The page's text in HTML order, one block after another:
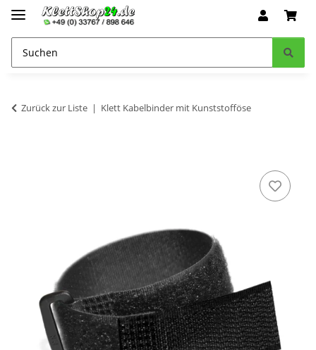
Zurück zur Liste Klett Kabelbinder mit Kunststofföse